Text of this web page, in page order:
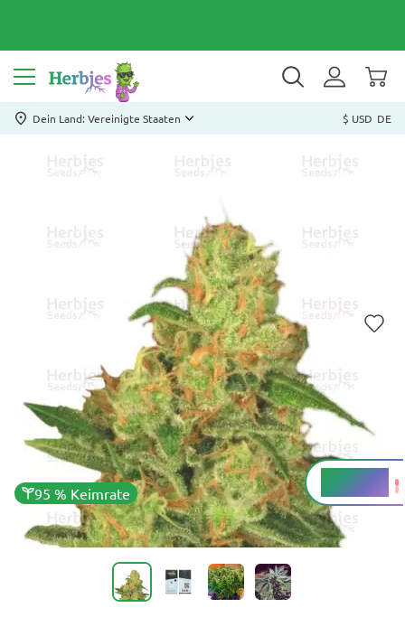
Dein Land: Vereinigte Staaten $ USD DE
95 % Keimrate
14 - 18 %
THC